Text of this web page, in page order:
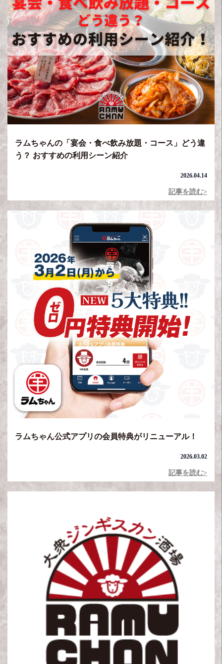
ラムちゃんの「宴会・食べ飲み放題・コース」どう違
う？ おすすめの利用シーン紹介
2026.04.14
記事を読む>
ラムちゃん公式アプリの会員特典がリニューアル！
2026.03.02
記事を読む>